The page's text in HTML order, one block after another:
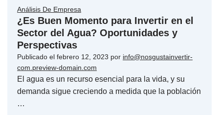
Análisis De Empresa
¿Es Buen Momento para Invertir en el
Sector del Agua? Oportunidades y
Perspectivas
Publicado el febrero 12, 2023 por info@nosgustainvertir-
com.preview-domain.com
El agua es un recurso esencial para la vida, y su
demanda sigue creciendo a medida que la población
…